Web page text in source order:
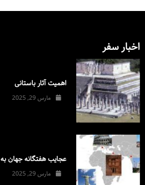
اخبار سفر
اهمیت آثار باستانی
مارس 29, 2025
عجایب هفتگانه جهان
مارس 29, 2025